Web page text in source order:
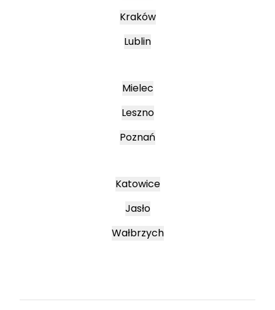
Kraków
Lublin
Mielec
Leszno
Poznań
Katowice
Jasło
Wałbrzych